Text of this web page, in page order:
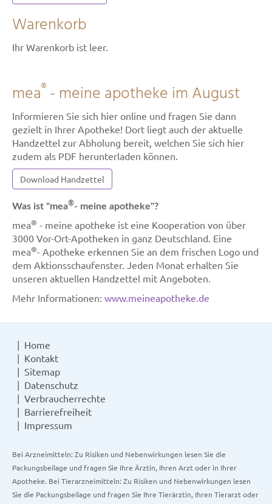
Warenkorb
Ihr Warenkorb ist leer.
mea® - meine apotheke im August
Informieren Sie sich hier online und fragen Sie dann
gezielt in Ihrer Apotheke! Dort liegt auch der aktuelle
Handzettel zur Abholung bereit, welchen Sie sich hier
zudem als PDF herunterladen können.
Download Handzettel
Was ist "mea®- meine apotheke"?
mea® - meine apotheke ist eine Kooperation von über
3000 Vor-Ort-Apotheken in ganz Deutschland. Eine
mea®- Apotheke erkennen Sie an dem frischen Logo und
dem Aktionsschaufenster. Jeden Monat erhalten Sie
unseren aktuellen Handzettel mit Angeboten.
Mehr Informationen: www.meineapotheke.de
Home
Kontakt
Sitemap
Datenschutz
Verbraucherrechte
Barrierefreiheit
Impressum
Bei Arzneimitteln: Zu Risiken und Nebenwirkungen lesen Sie die
Packungsbeilage und fragen Sie Ihre Ärztin, Ihren Arzt oder in Ihrer
Apotheke. Bei Tierarzneimitteln: Zu Risiken und Nebenwirkungen lesen
Sie die Packungsbeilage und fragen Sie Ihre Tierärztin, Ihren Tierarzt oder